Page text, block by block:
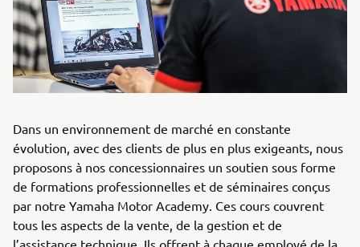
Dans un environnement de marché en constante
évolution, avec des clients de plus en plus exigeants, nous
proposons à nos concessionnaires un soutien sous forme
de formations professionnelles et de séminaires conçus
par notre Yamaha Motor Academy. Ces cours couvrent
tous les aspects de la vente, de la gestion et de
l’assistance technique. Ils offrent à chaque employé de la